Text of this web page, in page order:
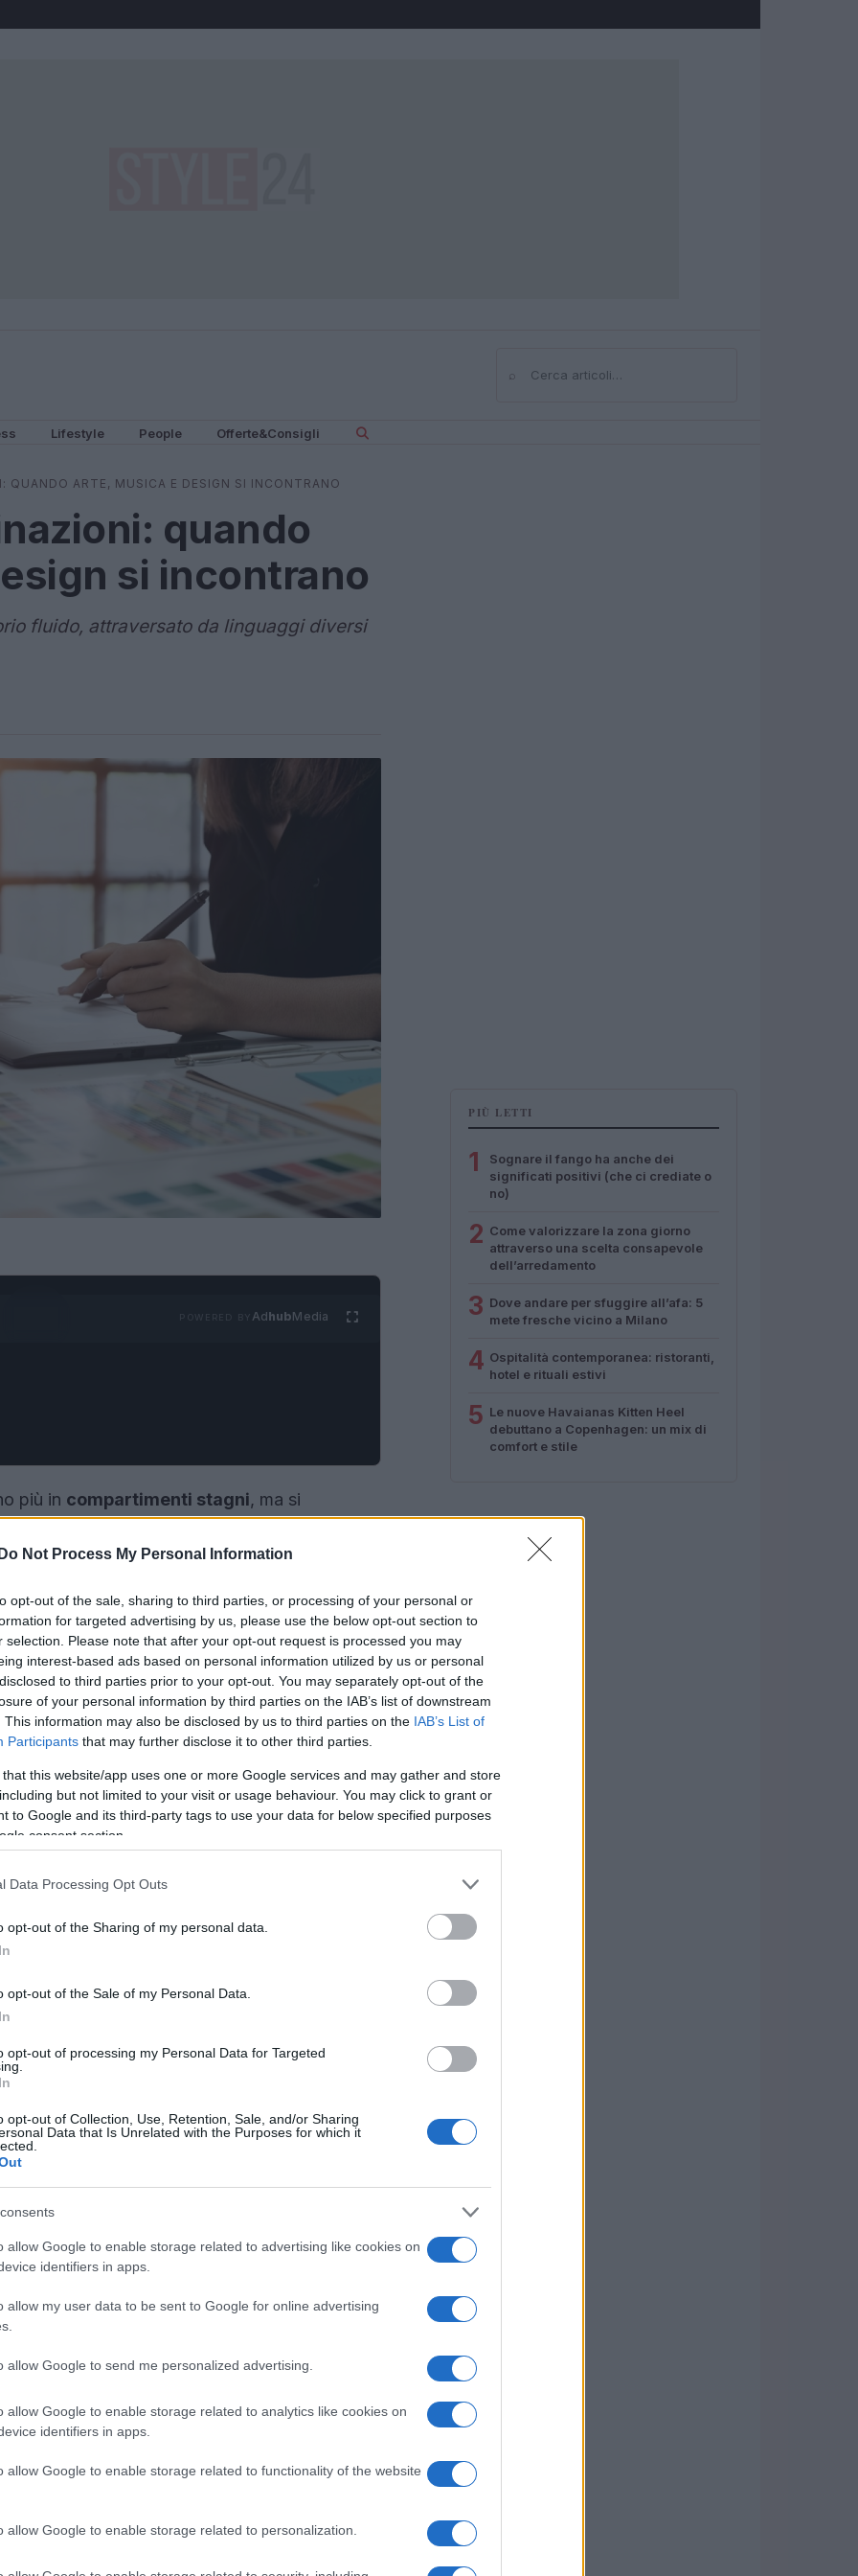
Do Not Process My Personal Information
opt-out of the sale, sharing to third parties, or processing of your personal or
for targeted advertising by us, please use the below opt-out section to
selection. Please note that after your opt-out request is processed you may
interest-based ads based on personal information utilized by us or personal
to third parties prior to your opt-out. You may separately opt-out of the
of your personal information by third parties on the IAB’s list of downstream
This information may also be disclosed by us to third parties on the IAB’s List of
Participants that may further disclose it to other third parties.
that this website/app uses one or more Google services and may gather and store
but not limited to your visit or usage behaviour. You may click to grant or
to Google and its third-party tags to use your data for below specified purposes
consent section.
Data Processing Opt Outs
opt-out of the Sharing of my personal data.
opt-out of the Sale of my Personal Data.
opt-out of processing my Personal Data for Targeted
opt-out of Collection, Use, Retention, Sale, and/or Sharing
Data that Is Unrelated with the Purposes for which it
allow Google to enable storage related to advertising like cookies on
identifiers in apps.
allow my user data to be sent to Google for online advertising
allow Google to send me personalized advertising.
allow Google to enable storage related to analytics like cookies on
identifiers in apps.
allow Google to enable storage related to functionality of the website
allow Google to enable storage related to personalization.
⌕Cerca
Lifestyle People Offerte&Consigli
QUANDO ARTE, MUSICA E DESIGN SI INCONTRANO
quando
si incontrano
fluido, attraversato da linguaggi diversi
AdhubMedia
più in compartimenti stagni, ma si
dialogo costanteha cambiato il modo di
uno
collettive. Per chi osserva dall’esterno,
spontanee, ma in realtà sono il risultato di
emultidisciplinari. Capire come e
aiuta a leggere le collezioni con
ilvalore simbolicoche oggi i capi
tempo
con artistisurrealisticomeSalvador
una vera e propria
. Le collezioni dialogano contemi
in prestito
Museum, uno dei principali musei al mondo
estetica,funzioneenarrazione. Questo
tela
PIÙ LETTI
1
Sognare il fango ha anche dei
significati positivi (che ci crediate o
no)
2 Come valorizzare la zona giorno
attraverso una scelta consapevole
dell’arredamento
3 Dove andare per sfuggire all’afa: 5
mete fresche vicino a Milano
4 Ospitalità contemporanea: ristoranti,
hotel e rituali estivi
5 Le nuove Havaianas Kitten Heel
debuttano a Copenhagen: un mix di
comfort e stile